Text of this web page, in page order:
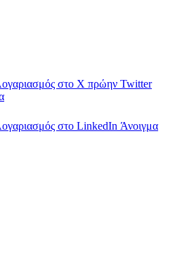
στο X πρώην Twitter
στο LinkedIn Άνοιγμα